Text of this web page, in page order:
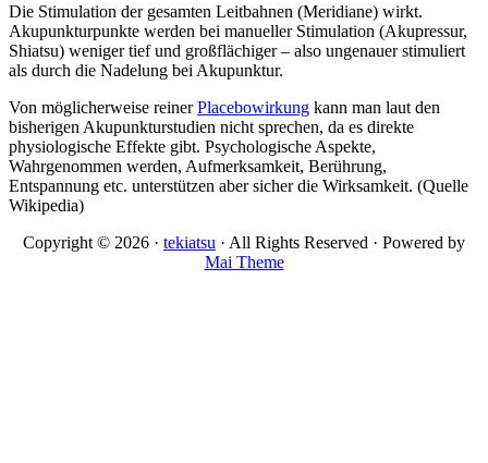
Die Stimulation der gesamten Leitbahnen (Meridiane) wirkt.
Akupunkturpunkte werden bei manueller Stimulation (Akupressur,
Shiatsu) weniger tief und großflächiger – also ungenauer stimuliert
als durch die Nadelung bei Akupunktur.
Von möglicherweise reinerPlacebowirkung kann man laut den
bisherigen Akupunkturstudien nicht sprechen, da es direkte
physiologische Effekte gibt. Psychologische Aspekte,
Wahrgenommen werden, Aufmerksamkeit, Berührung,
Entspannung etc. unterstützen aber sicher die Wirksamkeit. (Quelle
Wikipedia)
Copyright © 2026 · tekiatsu · All Rights Reserved · Powered by
Mai Theme